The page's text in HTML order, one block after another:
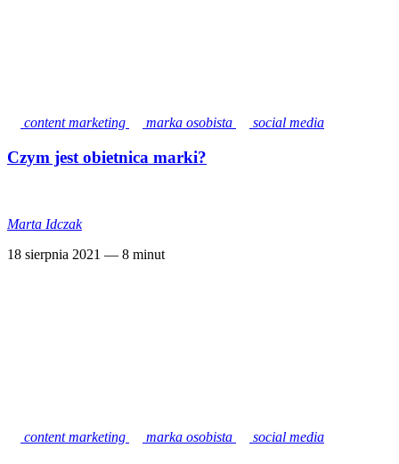
content marketing marka osobista social media
Czym jest obietnica marki?
Marta Idczak
18 sierpnia 2021 — 8 minut
content marketing marka osobista social media